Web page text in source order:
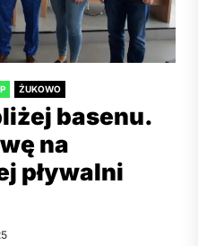
ŻUKOWO
basenu.
na
pływalni